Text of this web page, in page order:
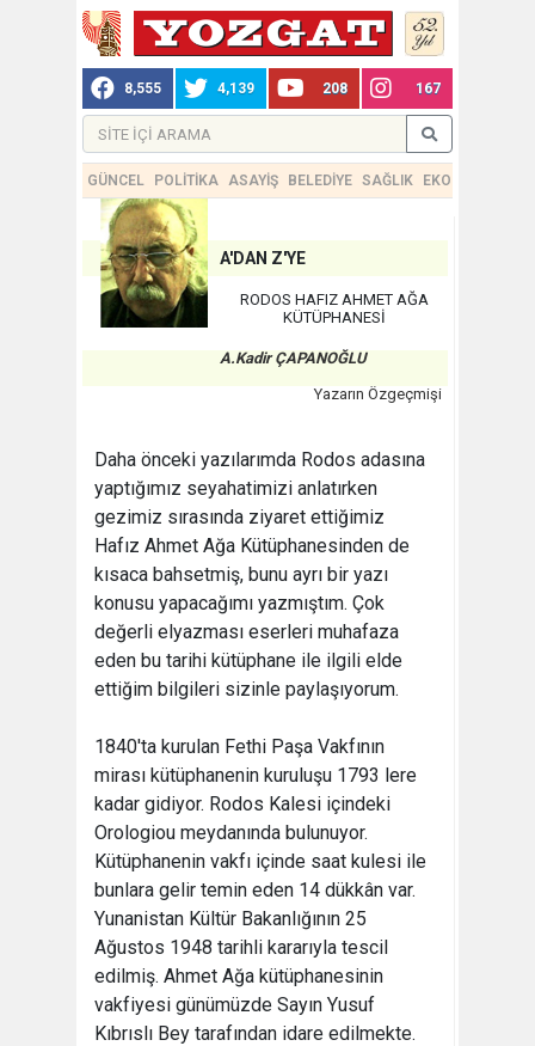
8,555 4,139 208 167
GÜNCEL POLİTİKA ASAYİŞ BELEDİYE SAĞLIK EKONOMİ
A'DAN Z'YE
RODOS HAFIZ AHMET AĞA
KÜTÜPHANESİ
A.Kadir ÇAPANOĞLU
Yazarın Özgeçmişi
Daha önceki yazılarımda Rodos adasına
yaptığımız seyahatimizi anlatırken
gezimiz sırasında ziyaret ettiğimiz
Hafız Ahmet Ağa Kütüphanesinden de
kısaca bahsetmiş, bunu ayrı bir yazı
konusu yapacağımı yazmıştım. Çok
değerli elyazması eserleri muhafaza
eden bu tarihi kütüphane ile ilgili elde
ettiğim bilgileri sizinle paylaşıyorum.
1840'ta kurulan Fethi Paşa Vakfının
mirası kütüphanenin kuruluşu 1793 lere
kadar gidiyor. Rodos Kalesi içindeki
Orologiou meydanında bulunuyor.
Kütüphanenin vakfı içinde saat kulesi ile
bunlara gelir temin eden 14 dükkân var.
Yunanistan Kültür Bakanlığının 25
Ağustos 1948 tarihli kararıyla tescil
edilmiş. Ahmet Ağa kütüphanesinin
vakfiyesi günümüzde Sayın Yusuf
Kıbrıslı Bey tarafından idare edilmekte.